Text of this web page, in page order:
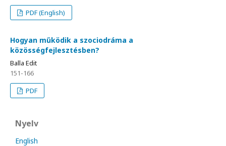
PDF (English)
Hogyan működik a szociodráma a
közösségfejlesztésben?
Balla Edit
151-166
PDF
Nyelv
English